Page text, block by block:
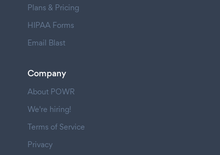
Plans & Pricing
HIPAA Forms
Email Blast
Company
About POWR
We're hiring!
Terms of Service
Privacy